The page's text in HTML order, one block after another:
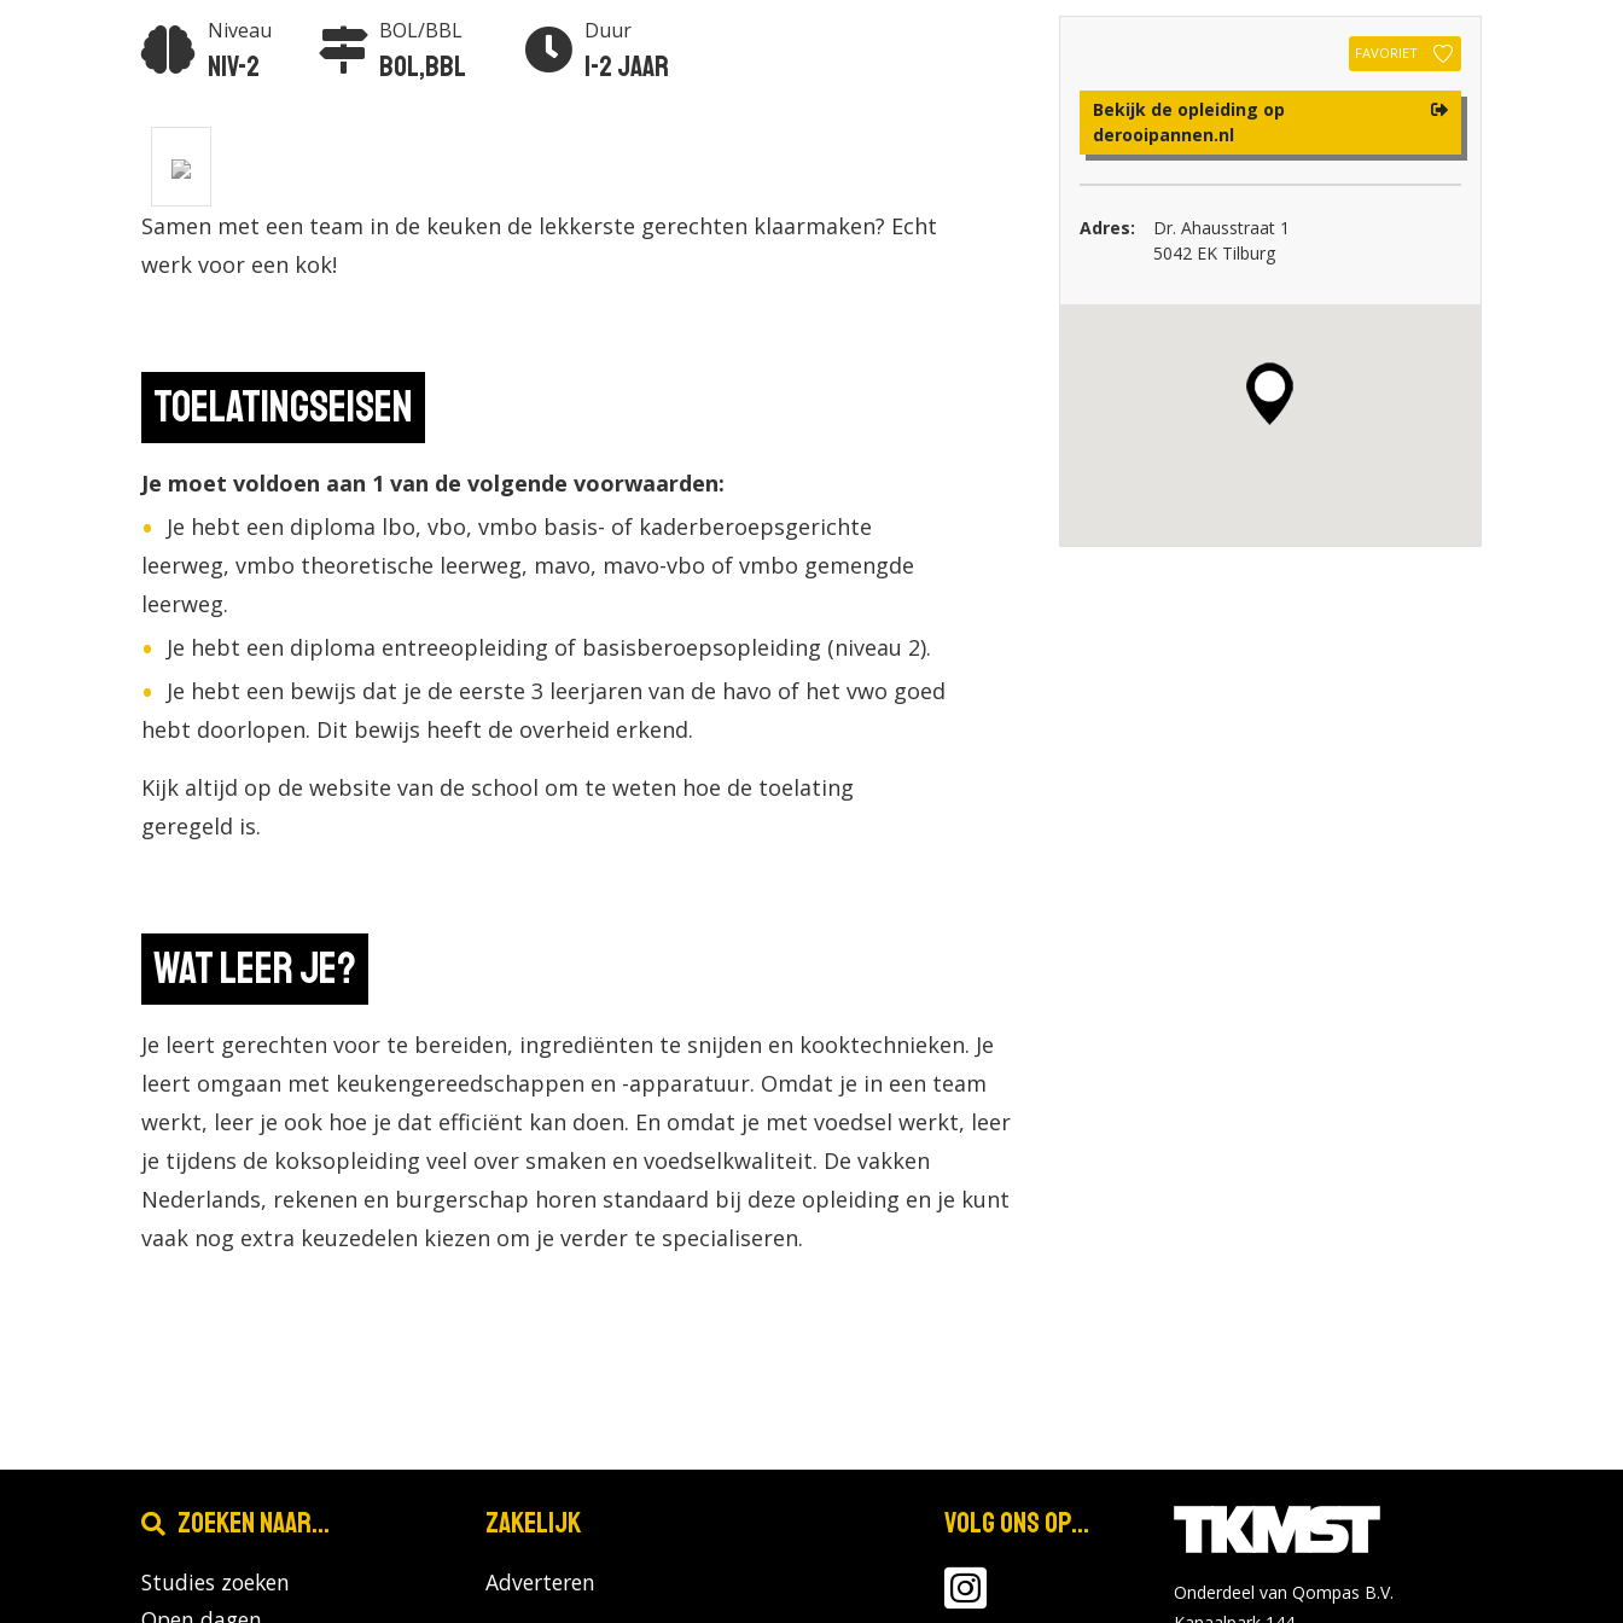
Niveau
Niv-2
BOL/BBL
BOL,BBL
Duur
1-2 jaar
Samen met een team in de keuken de lekkerste gerechten klaarmaken? Echt
werk voor een kok!
Toelatingseisen
Je moet voldoen aan 1 van de volgende voorwaarden:
Je hebt een diploma lbo, vbo, vmbo basis- of kaderberoepsgerichte
leerweg, vmbo theoretische leerweg, mavo, mavo-vbo of vmbo gemengde
leerweg.
Je hebt een diploma entreeopleiding of basisberoepsopleiding (niveau 2).
Je hebt een bewijs dat je de eerste 3 leerjaren van de havo of het vwo goed
hebt doorlopen. Dit bewijs heeft de overheid erkend.
Kijk altijd op de website van de school om te weten hoe de toelating
geregeld is.
Wat leer je?
Je leert gerechten voor te bereiden, ingrediënten te snijden en kooktechnieken. Je
leert omgaan met keukengereedschappen en -apparatuur. Omdat je in een team
werkt, leer je ook hoe je dat efficiënt kan doen. En omdat je met voedsel werkt, leer
je tijdens de koksopleiding veel over smaken en voedselkwaliteit. De vakken
Nederlands, rekenen en burgerschap horen standaard bij deze opleiding en je kunt
vaak nog extra keuzedelen kiezen om je verder te specialiseren.
FAVORIET
Bekijk de opleiding op
derooipannen.nl
Adres:
Dr. Ahausstraat 1
5042 EK Tilburg
Zoeken naar...
Studies zoeken
Zakelijk
Adverteren
Volg ons op...
Onderdeel van Qompas B.V.